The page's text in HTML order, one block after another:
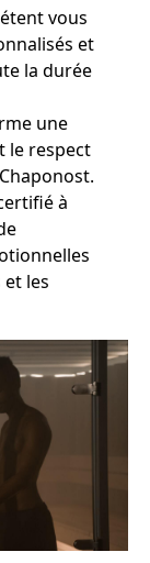
vous
et
la durée
une
le respect
à
les